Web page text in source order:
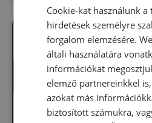
Dobot Atom
Felhasználás Tréning,
Cookie-kat használunk
hirdetések személyre
forgalom elemzésére.
általi használatára
információkat
elemző partnereinkkel
azokat más
biztosított számukra,